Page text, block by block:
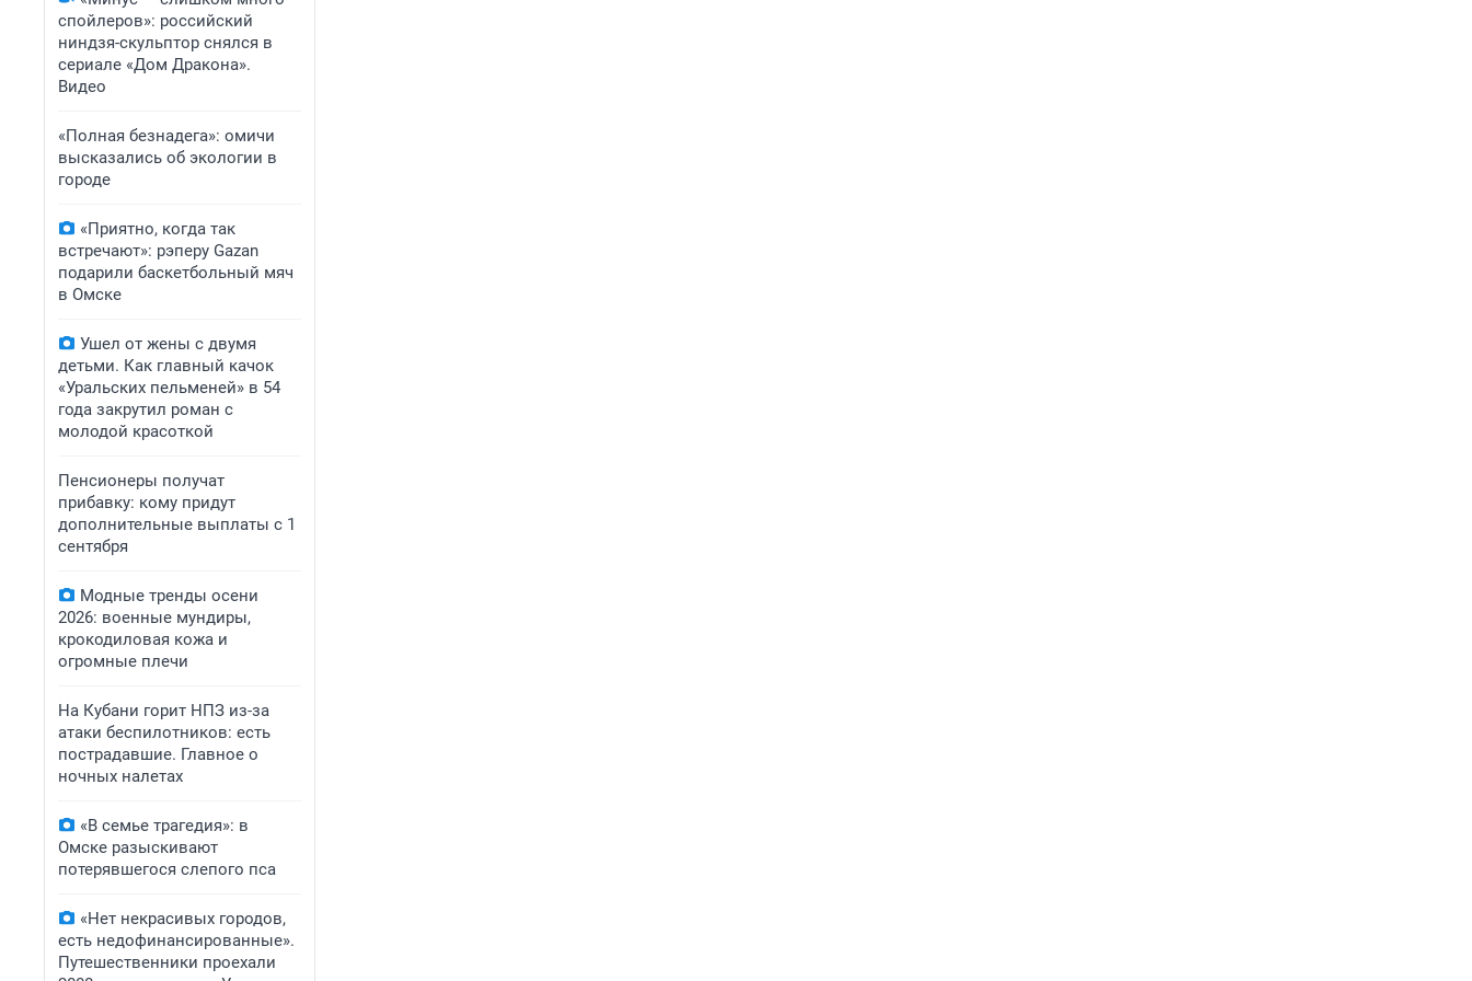
спойлеров»: российский
ниндзя-скульптор снялся в
сериале «Дом Дракона».
Видео
«Полная безнадега»: омичи
высказались об экологии в
городе
«Приятно, когда так
встречают»: рэперу Gazan
подарили баскетбольный мяч
в Омске
Ушел от жены с двумя
детьми. Как главный качок
«Уральских пельменей» в 54
года закрутил роман с
молодой красоткой
Пенсионеры получат
прибавку: кому придут
дополнительные выплаты с 1
сентября
Модные тренды осени
2026: военные мундиры,
крокодиловая кожа и
огромные плечи
На Кубани горит НПЗ из-за
атаки беспилотников: есть
пострадавшие. Главное о
ночных налетах
«В семье трагедия»: в
Омске разыскивают
потерявшегося слепого пса
«Нет некрасивых городов,
есть недофинансированные».
Путешественники проехали